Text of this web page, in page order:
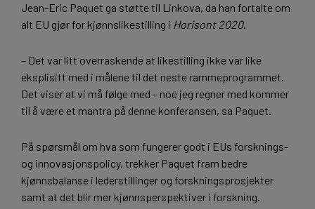
Jean-Eric Paquet ga støtte til Linkova, da han fortalte om
alt EU gjør for kjønnslikestilling i Horisont 2020.
– Det var litt overraskende at likestilling ikke var like
eksplisitt med i målene til det neste rammeprogrammet.
Det viser at vi må følge med – noe jeg regner med kommer
til å være et mantra på denne konferansen, sa Paquet.
På spørsmål om hva som fungerer godt i EUs forsknings-
og innovasjonspolicy, trekker Paquet fram bedre
kjønnsbalanse i lederstillinger og forskningsprosjekter
samt at det blir mer kjønnsperspektiver i forskning.